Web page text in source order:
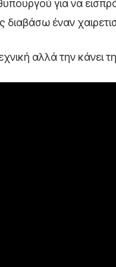
για να
διαβάσω έναν
αλλά την κάνει